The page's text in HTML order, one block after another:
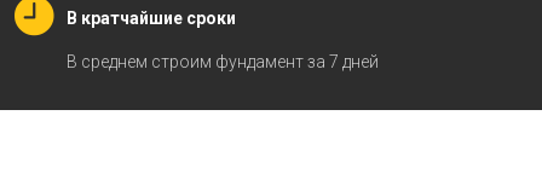
В кратчайшие сроки
В среднем строим фундамент за 7 дней